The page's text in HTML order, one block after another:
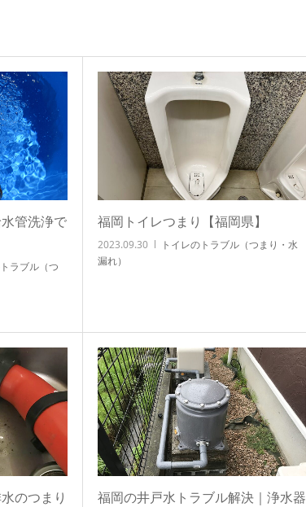
管洗浄で
ラブル（つ
福岡トイレつまり【福岡県】
2023.09.30
トイレのトラブル（つまり・水
漏れ）
のつまり
福岡の井戸水トラブル解決｜浄水器